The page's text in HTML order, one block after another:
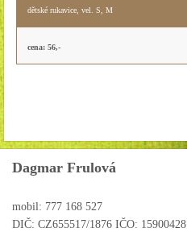
dětské rukavice, vel. S, M
cena: 56,-
Dagmar Frulová
mobil: 777 168 527
DIČ: CZ655517/1876 IČO: 15900428